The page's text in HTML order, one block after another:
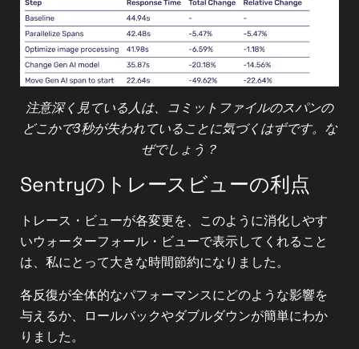
注意深く見ている人は、コミットファイルのスパンの
どこかで3秒が失われていることに気づくはずです。な
ぜでしょう？
Sentryのトレースビューの利点
トレース・ビューが各変更を、このように消化しやす
いウォーターフォール・ビューで表示してくれること
は、私にとって大きな時間節約になりました。
各反復が全体的なパフォーマンスにどのような影響を
与えるか、ロールバックやダブルダウンが簡単にわか
りました。